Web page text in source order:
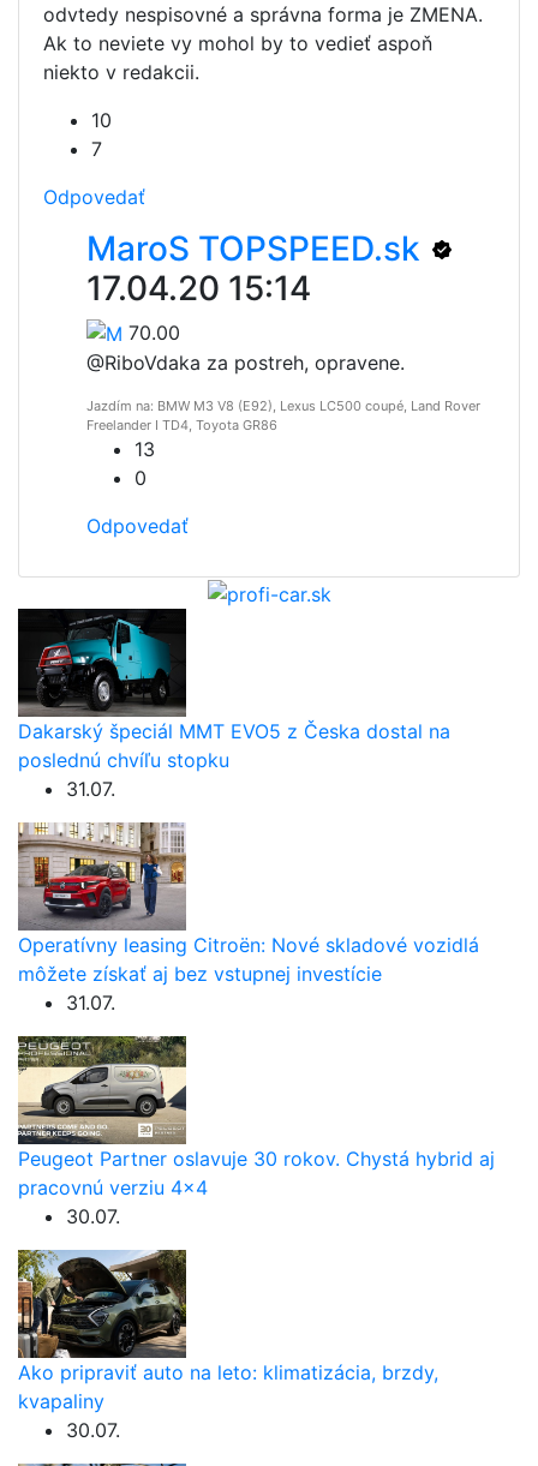
odvtedy nespisovné a správna forma je ZMENA.
Ak to neviete vy mohol by to vedieť aspoň
niekto v redakcii.
10
7
Odpovedať
MaroS TOPSPEED.sk
17.04.20 15:14
70.00
@RiboVdaka za postreh, opravene.
Jazdím na: BMW M3 V8 (E92), Lexus LC500 coupé, Land Rover
Freelander I TD4, Toyota GR86
13
0
Odpovedať
Dakarský špeciál MMT EVO5 z Česka dostal na
poslednú chvíľu stopku
31.07.
Operatívny leasing Citroën: Nové skladové vozidlá
môžete získať aj bez vstupnej investície
31.07.
Peugeot Partner oslavuje 30 rokov. Chystá hybrid aj
pracovnú verziu 4×4
30.07.
Ako pripraviť auto na leto: klimatizácia, brzdy,
kvapaliny
30.07.